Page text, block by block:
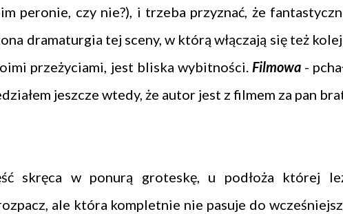
peronie, czy nie?), i trzeba przyznać, że
dramaturgia tej sceny, w którą włączają się też
przeżyciami, jest bliska wybitności. Filmowa-
jeszcze wtedy, że autor jest z filmem za pan
skręca w ponurą groteskę, u podłoża której
ale która kompletnie nie pasuje do